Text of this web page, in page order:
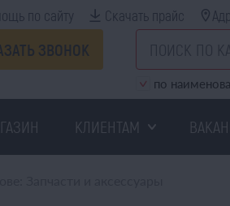
по сайту Скачать прайс
ЗВОНОК
по
КЛИЕНТАМ